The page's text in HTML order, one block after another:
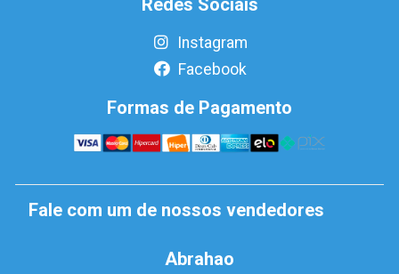
Instagram
Facebook
Formas de Pagamento
Fale com um de nossos vendedores
Abrahao